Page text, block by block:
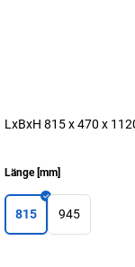
LxBxH 815 x 470 x
Länge[mm]
815 945